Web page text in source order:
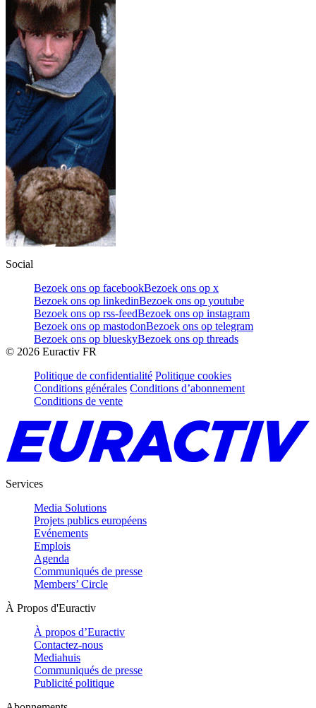
Social
Bezoek ons op facebookBezoek ons op x
Bezoek ons op linkedinBezoek ons op youtube
Bezoek ons op rss-feedBezoek ons op instagram
Bezoek ons op mastodonBezoek ons op telegram
Bezoek ons op blueskyBezoek ons op threads
© 2026 Euractiv FR
Politique de confidentialité Politique cookies
Conditions générales Conditions d’abonnement
Conditions de vente
Services
Media Solutions
Projets publics européens
Evénements
Emplois
Agenda
Communiqués de presse
Members’ Circle
À Propos d'Euractiv
À propos d’Euractiv
Contactez-nous
Mediahuis
Communiqués de presse
Publicité politique